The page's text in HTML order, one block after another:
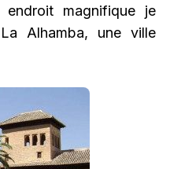
magnifique je
Alhamba, une ville